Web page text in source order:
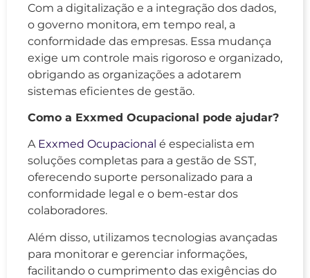
Com a digitalização e a integração dos dados,
o governo monitora, em tempo real, a
conformidade das empresas. Essa mudança
exige um controle mais rigoroso e organizado,
obrigando as organizações a adotarem
sistemas eficientes de gestão.
Como a Exxmed Ocupacional pode ajudar?
A Exxmed Ocupacional é especialista em
soluções completas para a gestão de SST,
oferecendo suporte personalizado para a
conformidade legal e o bem-estar dos
colaboradores.
Além disso, utilizamos tecnologias avançadas
para monitorar e gerenciar informações,
facilitando o cumprimento das exigências do